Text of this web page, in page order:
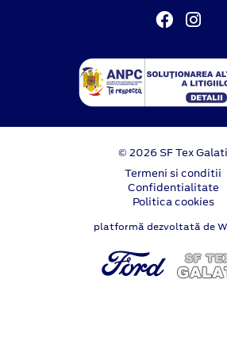
© 2026 SF Tex Galati
Termeni si conditii
Confidentialitate
Politica cookies
platformă dezvoltată de